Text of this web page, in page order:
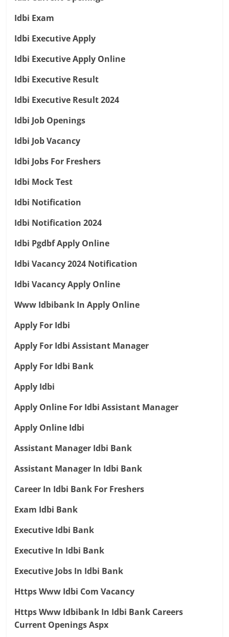
Idbi Exam
Idbi Executive Apply
Idbi Executive Apply Online
Idbi Executive Result
Idbi Executive Result 2024
Idbi Job Openings
Idbi Job Vacancy
Idbi Jobs For Freshers
Idbi Mock Test
Idbi Notification
Idbi Notification 2024
Idbi Pgdbf Apply Online
Idbi Vacancy 2024 Notification
Idbi Vacancy Apply Online
Www Idbibank In Apply Online
Apply For Idbi
Apply For Idbi Assistant Manager
Apply For Idbi Bank
Apply Idbi
Apply Online For Idbi Assistant Manager
Apply Online Idbi
Assistant Manager Idbi Bank
Assistant Manager In Idbi Bank
Career In Idbi Bank For Freshers
Exam Idbi Bank
Executive Idbi Bank
Executive In Idbi Bank
Executive Jobs In Idbi Bank
Https Www Idbi Com Vacancy
Https Www Idbibank In Idbi Bank Careers
Current Openings Aspx